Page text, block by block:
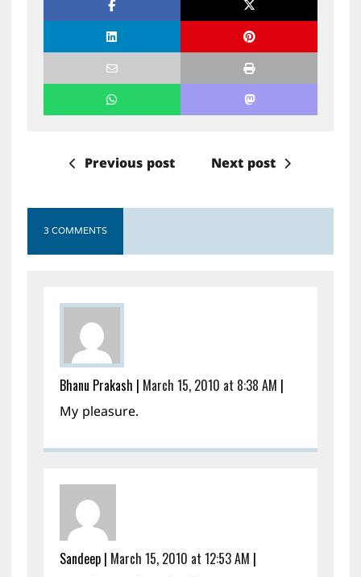
Previous post Next post
3 COMMENTS
Bhanu Prakash | March 15, 2010 at 8:38 AM |
My pleasure.
Sandeep| March 15, 2010 at 12:53 AM |